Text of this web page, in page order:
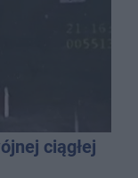
ciągłej